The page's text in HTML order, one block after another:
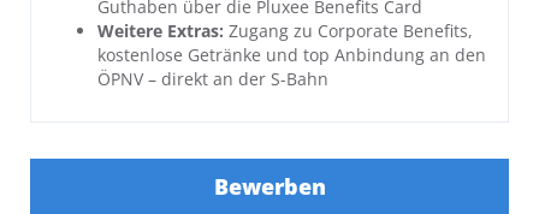
Guthaben über die Pluxee Benefits Card
Weitere Extras: Zugang zu Corporate Benefits,
kostenlose Getränke und top Anbindung an den
ÖPNV – direkt an der S-Bahn
Bewerben